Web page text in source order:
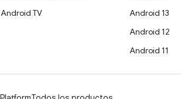
Android TV
Android 13
Android 12
Android 11